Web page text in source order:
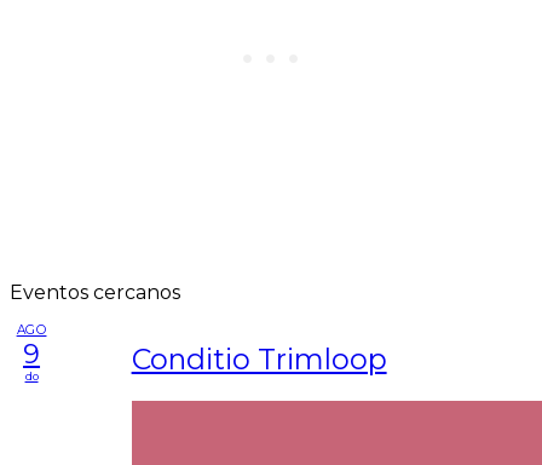
Eventos cercanos
AGO
9
do Conditio Trimloop